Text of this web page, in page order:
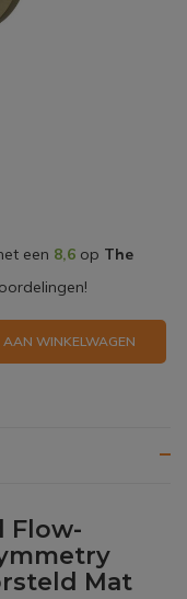
een 8,6op The
AAN WINKELWAGEN
Flow-
Mat